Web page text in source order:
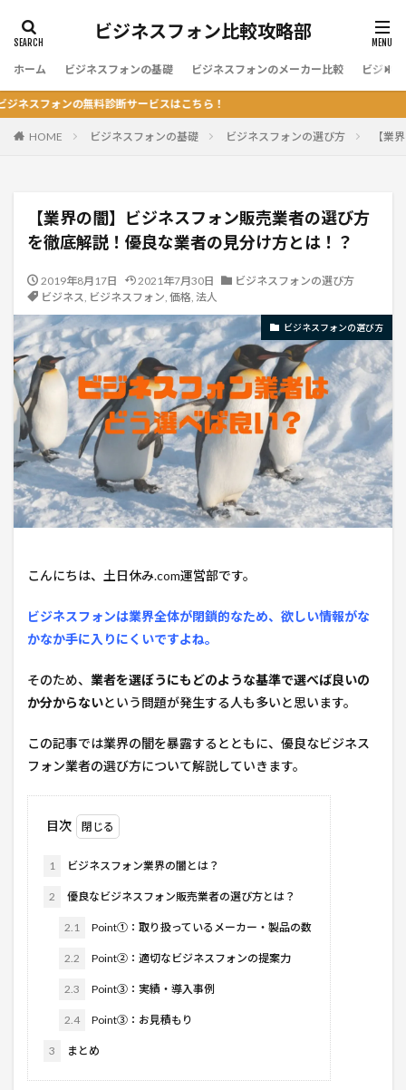
ビジネスフォン比較攻略部
ホーム ビジネスフォンの基礎 ビジネスフォンのメーカー比較 ビジネ
無料診断サービスはこちら！
HOME ビジネスフォンの基礎 ビジネスフォンの選び方 【業
【業界の闇】ビジネスフォン販売業者の選び方
を徹底解説！優良な業者の見分け方とは！？
2019年8月17日 2021年7月30日
ビジネスフォンの選び方
ビジネス, ビジネスフォン, 価格, 法人
ビジネスフォンの選び方
こんにちは、土日休み.com運営部です。
ビジネスフォンは業界全体が閉鎖的なため、欲しい情報がな
かなか手に入りにくいですよね。
そのため、 業者を選ぼうにもどのような基準で選べば良いの
か分からないという問題が発生する人も多いと思います。
この記事では業界の闇を暴露するとともに、優良なビジネス
フォン業者の選び方について解説していきます。
目次
1 ビジネスフォン業界の闇とは？
2 優良なビジネスフォン販売業者の選び方とは？
2.1 Point①：取り扱っているメーカー・製品の数
2.2 Point②：適切なビジネスフォンの提案力
2.3 Point③：実績・導入事例
2.4 Point③：お見積もり
3 まとめ